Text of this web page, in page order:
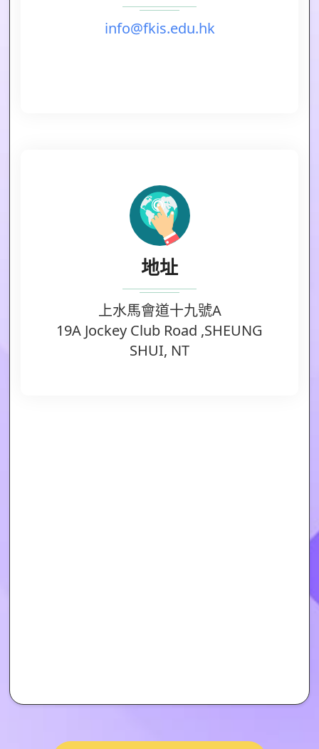
info@fkis.edu.hk
地址
上水馬會道十九號A
19A Jockey Club Road ,SHEUNG
SHUI, NT